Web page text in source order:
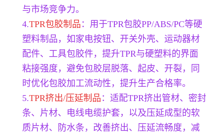
与市场竞争力。
4.TPR包胶制品 ：用于TPR包胶PP/ABS/PC等硬
塑料制品，如家电按钮、开关外壳、运动器材
配件、工具包胶件，提升TPR与硬塑料的界面
粘接强度，避免包胶层脱落、起皮、开裂，同
时优化包胶加工流动性，提升生产合格率。
5.TPR挤出/压延制品 ：适配TPR挤出管材、密封
条、片材、电线电缆护套，以及压延成型的软
质片材、防水条，改善挤出、压延流畅度，减